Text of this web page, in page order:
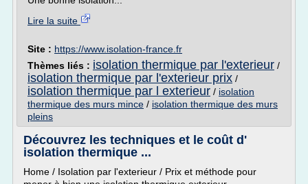
Lire la suite
Site : https://www.isolation-france.fr
Thèmes liés : isolation thermique par l'exterieur /
isolation thermique par l'exterieur prix /
isolation thermique par l exterieur / isolation
thermique des murs mince / isolation thermique des murs
pleins
Découvrez les techniques et le coût d'
isolation thermique ...
Home / Isolation par l'exterieur / Prix et méthode pour